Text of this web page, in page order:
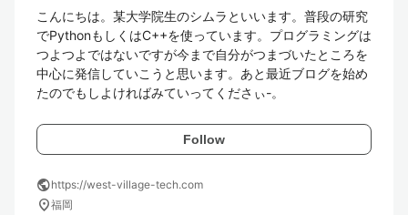
こんにちは。某大学院生のシムラといいます。普段の研究
でPythonもしくはC++を使っています。プログラミングは
つよつよではないですが今まで自分がつまづいたところを
中心に発信していこうと思います。あと最近ブログを始め
たのでもしよければみていってくださぃ-。
Follow
publichttps://west-village-tech.com
location_on福岡